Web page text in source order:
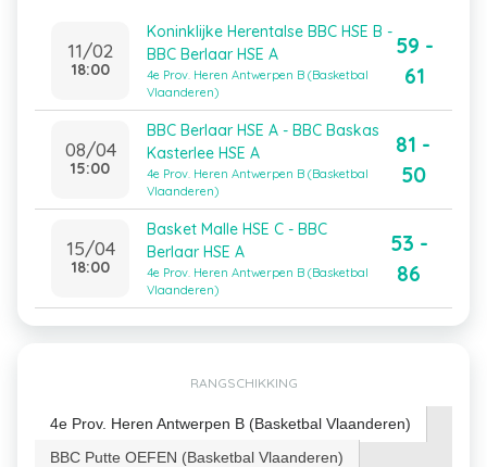
11/02
18:00
Koninklijke Herentalse BBC HSE B -
BBC Berlaar HSE A
4e Prov. Heren Antwerpen B (Basketbal
Vlaanderen)
59 -
61
08/04
15:00
BBC Berlaar HSE A - BBC Baskas
Kasterlee HSE A
4e Prov. Heren Antwerpen B (Basketbal
Vlaanderen)
81 -
50
15/04
18:00
Basket Malle HSE C - BBC
Berlaar HSE A
4e Prov. Heren Antwerpen B (Basketbal
Vlaanderen)
53 -
86
RANGSCHIKKING
4e Prov. Heren Antwerpen B (Basketbal Vlaanderen)
BBC Putte OEFEN (Basketbal Vlaanderen)